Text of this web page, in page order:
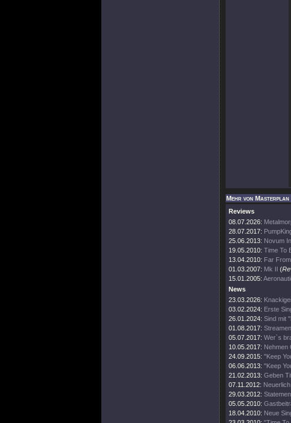
Mehr von Masterplan
Reviews
08.07.2026:
28.07.2017:
25.06.2013: Novum
19.05.2010: Time To
13.04.2010: Far
01.03.2007: Mk II (
15.01.2005:
News
23.03.2026:
03.02.2024: Erste
26.01.2024: Sind mit
01.08.2017:
05.07.2017: Wer`s
10.05.2017: Nehmen
24.09.2015: "Keep
06.06.2013: "Keep
21.02.2013: Geben
07.11.2012:
29.03.2012:
05.05.2010:
18.04.2010: Neue